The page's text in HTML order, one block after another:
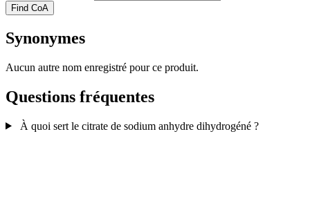
Find CoA
Synonymes
Aucun autre nom enregistré pour ce produit.
Questions fréquentes
À quoi sert le citrate de sodium anhydre dihydrogéné ?